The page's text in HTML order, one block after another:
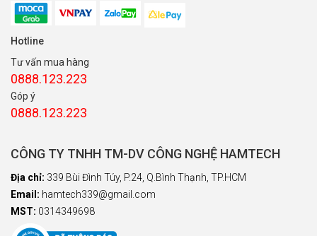
Hotline
Tư vấn mua hàng
0888.123.223
Góp ý
0888.123.223
CÔNG TY TNHH TM-DV CÔNG NGHỆ HAMTECH
Địa chỉ: 339 Bùi Đình Túy, P.24, Q.Bình Thạnh, TP.HCM
Email: hamtech339@gmail.com
MST: 0314349698